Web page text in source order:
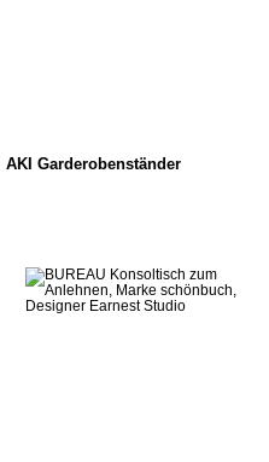
AKI Garderobenständer